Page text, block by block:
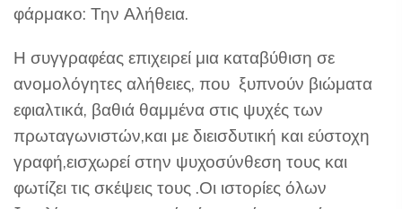
φάρμακο: Την Αλήθεια.
Η συγγραφέας επιχειρεί μια καταβύθιση σε
ανομολόγητες αλήθειες, που ξυπνούν βιώματα
εφιαλτικά, βαθιά θαμμένα στις ψυχές των
πρωταγωνιστών,και με διεισδυτική και εύστοχη
γραφή,εισχωρεί στην ψυχοσύνθεση τους και
φωτίζει τις σκέψεις τους .Οι ιστορίες όλων